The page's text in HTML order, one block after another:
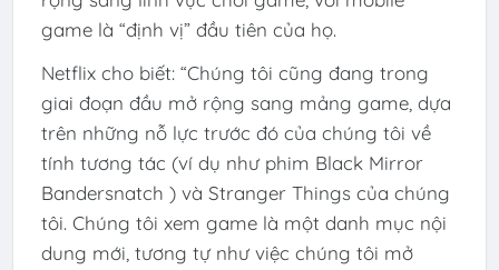
game là “định vị” đầu tiên của họ.
Netflix cho biết: “Chúng tôi cũng đang trong
giai đoạn đầu mở rộng sang mảng game, dựa
trên những nỗ lực trước đó của chúng tôi về
tính tương tác (ví dụ như phim Black Mirror
Bandersnatch ) và Stranger Things của chúng
tôi. Chúng tôi xem game là một danh mục nội
dung mới, tương tự như việc chúng tôi mở